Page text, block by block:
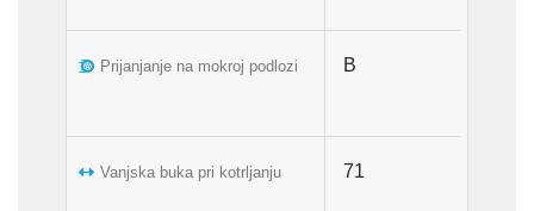
Prijanjanje na mokroj podlozi
Vanjska buka pri kotrljanju
B
71